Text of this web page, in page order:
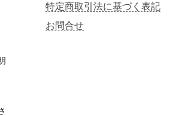
特定商取引法に基づく表記
お問合せ